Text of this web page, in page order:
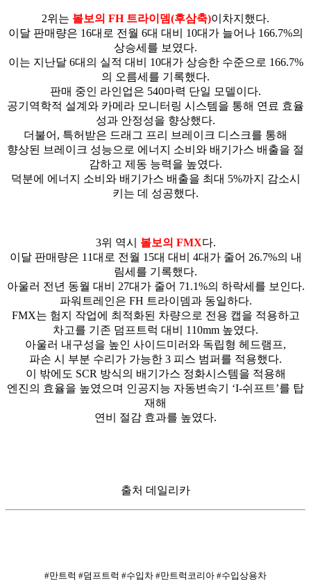
2위는 볼보의 FH 트라이뎀(후삼축)이차지했다.
이달 판매량은 16대로 전월 6대 대비 10대가 늘어나 166.7%의
상승세를 보였다.
이는 지난달 6대의 실적 대비 10대가 상승한 수준으로 166.7%
의 오름세를 기록했다.
판매 중인 라인업은 540마력 단일 모델이다.
공기역학적 설계와 카메라 모니터링 시스템을 통해 연료 효율
성과 안정성을 향상했다.
더불어, 특허받은 드래그 프리 브레이크 디스크를 통해
향상된 브레이크 성능으로 에너지 소비와 배기가스 배출을 절
감하고 제동 능력을 높였다.
덕분에 에너지 소비와 배기가스 배출을 최대 5%까지 감소시
키는 데 성공했다.
3위 역시 볼보의 FMX다.
이달 판매량은 11대로 전월 15대 대비 4대가 줄어 26.7%의 내
림세를 기록했다.
아울러 전년 동월 대비 27대가 줄어 71.1%의 하락세를 보인다.
파워트레인은 FH 트라이뎀과 동일하다.
FMX는 험지 작업에 최적화된 차량으로 전용 캡을 적용하고
차고를 기존 덤프트럭 대비 110mm 높였다.
아울러 내구성을 높인 사이드미러와 독립형 헤드램프,
파손 시 부분 수리가 가능한 3 피스 범퍼를 적용했다.
이 밖에도 SCR 방식의 배기가스 정화시스템을 적용해
엔진의 효율을 높였으며 인공지능 자동변속기 ‘I-쉬프트’를 탑
재해
연비 절감 효과를 높였다.
출처 데일리카
#만트럭 #덤프트럭 #수입차 #만트럭코리아 #수입상용차